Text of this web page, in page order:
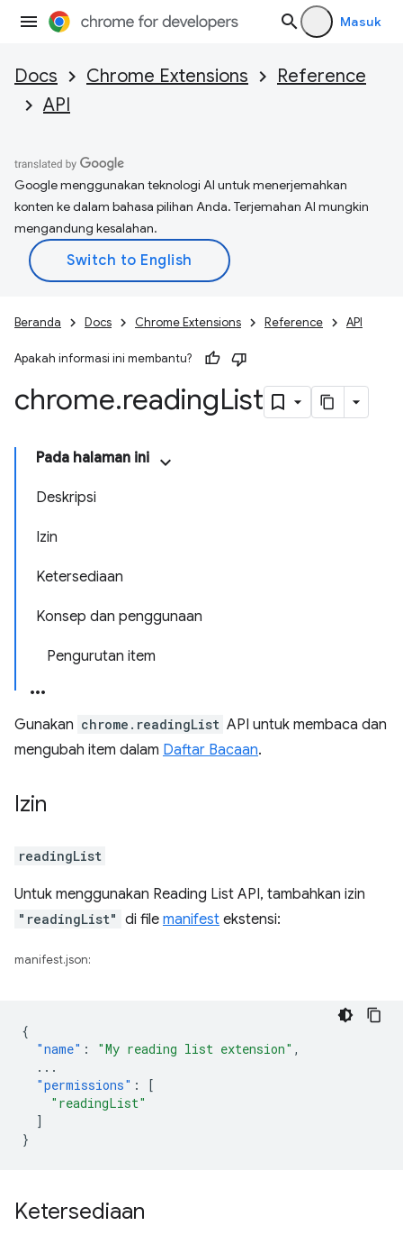
Masuk
Docs Chrome Extensions
Reference
API
Google menggunakan teknologi AI untuk menerjemahkan
konten ke dalam bahasa pilihan Anda. Terjemahan AI mungkin
mengandung kesalahan.
Beranda Docs Chrome Extensions Reference API
Apakah informasi ini membantu?
chrome.readingList
Pada halaman ini
Deskripsi
Izin
Ketersediaan
Konsep dan penggunaan
Pengurutan item
Gunakan chrome.readingList API untuk membaca dan
mengubah item dalam Daftar Bacaan.
Izin
readingList
Untuk menggunakan Reading List API, tambahkan izin
"readingList" di file manifest ekstensi:
manifest.json:
{
"name" : "My reading list extension" ,
...
"permissions" :
[
"readingList"
]
}
Ketersediaan